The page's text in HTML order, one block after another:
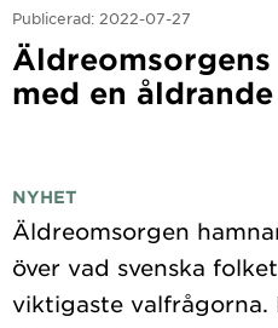
Publicerad: 2022-07-27
med en
NYHET
Äldreomsorgen
över vad svenska
viktigaste valfrågorna.